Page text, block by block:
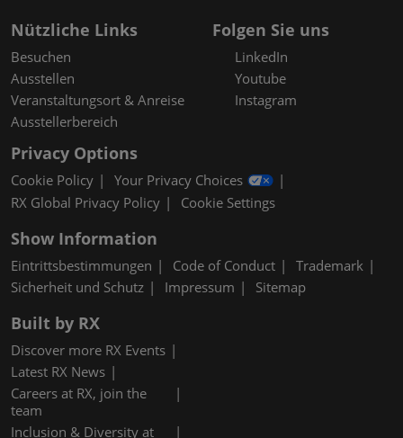
Nützliche Links
Besuchen
Ausstellen
Veranstaltungsort & Anreise
Ausstellerbereich
Folgen Sie uns
LinkedIn
Youtube
Instagram
Privacy Options
Cookie Policy
Your Privacy Choices
RX Global Privacy Policy
Cookie Settings
Show Information
Eintrittsbestimmungen Code of Conduct
Trademark
Sicherheit und Schutz
Impressum Sitemap
Built by RX
Discover more RX Events
Latest RX News
Careers at RX, join the
team
Inclusion & Diversity at